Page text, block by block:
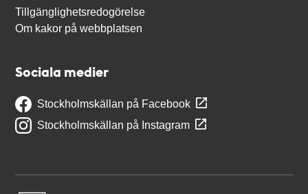
Tillgänglighetsredogörelse
Om kakor på webbplatsen
Sociala medier
Stockholmskällan på Facebook
Stockholmskällan på Instagram